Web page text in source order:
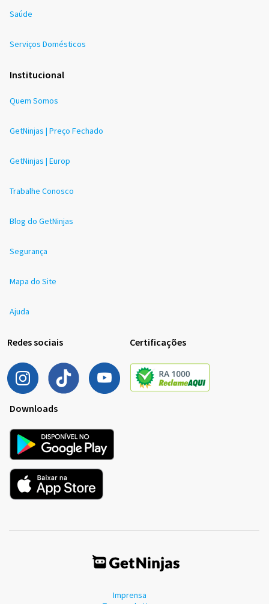
Saúde
Serviços Domésticos
Institucional
Quem Somos
GetNinjas | Preço Fechado
GetNinjas | Europ
Trabalhe Conosco
Blog do GetNinjas
Segurança
Mapa do Site
Ajuda
Redes sociais Certificações
Downloads
Imprensa